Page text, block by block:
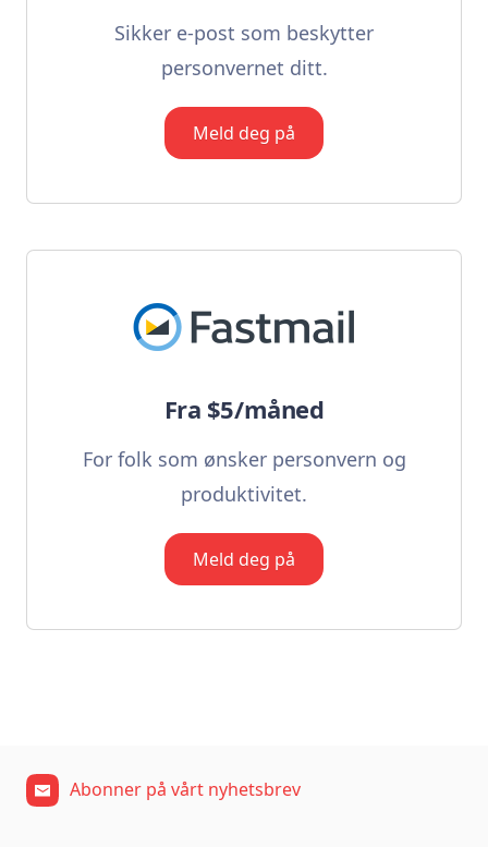
Sikker e-post som beskytter
personvernet ditt.
Meld deg på
Fra $5/måned
For folk som ønsker personvern og
produktivitet.
Meld deg på
Abonner på vårt nyhetsbrev